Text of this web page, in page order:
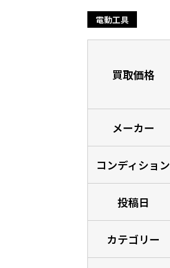
電動工具
買取価格
メーカー
コンディション
投稿日
カテゴリー